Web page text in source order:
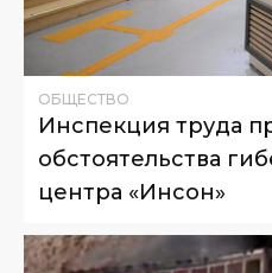
ОБЩЕСТВО
Инспекция труда
обстоятельства
центра «Инсон»